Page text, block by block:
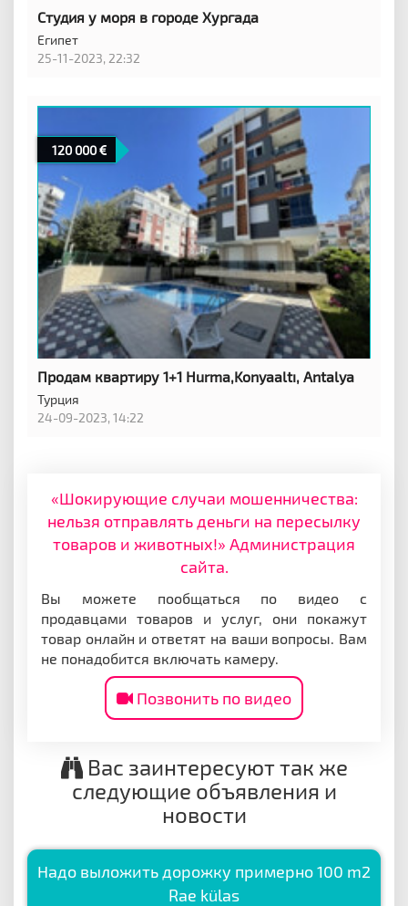
Студия у моря в городе Хургада
Египет
25-11-2023, 22:32
120 000
Продам квартиру 1+1 Hurma,Konyaaltı, Antalya
Турция
24-09-2023, 14:22
«Шокирующие случаи мошенничества:
нельзя отправлять деньги на пересылку
товаров и животных!» Администрация
сайта.
Вы можете пообщаться по видео с
продавцами товаров и услуг, они покажут
товар онлайн и ответят на ваши вопросы. Вам
не понадобится включать камеру.
Позвонить по видео
Вас заинтересуют так же
следующие объявления и
новости
Надо выложить дорожку примерно 100 m2
Rae külas